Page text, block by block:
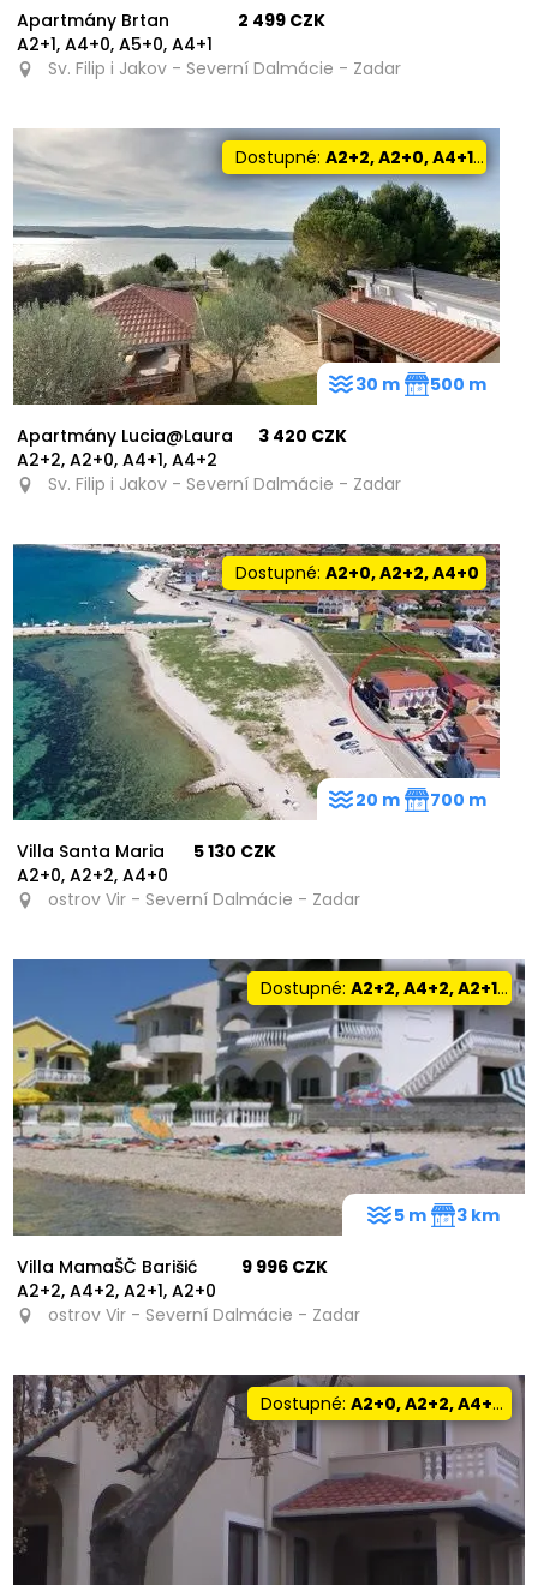
Apartmány Brtan
A2+1, A4+0, A5+0, A4+1
2 499 CZK
Sv. Filip i Jakov - Severní Dalmácie - Zadar
Dostupné: A2+2, A2+0, A4+1, A4+2
Apartmány Lucia@Laura
A2+2, A2+0, A4+1, A4+2
3 420 CZK
Sv. Filip i Jakov - Severní Dalmácie - Zadar
30 m 500 m
Dostupné: A2+0, A2+2, A4+0
Villa Santa Maria
A2+0, A2+2, A4+0
5 130 CZK
ostrov Vir - Severní Dalmácie - Zadar
20 m 700 m
Dostupné:A2+2, A4+2, A2+1, A2+0
Villa MamaŠČ Barišić
A2+2, A4+2, A2+1, A2+0
9 996 CZK
ostrov Vir - Severní Dalmácie - Zadar
5 m 3 km
Dostupné:A2+0, A2+2, A4+0, A4+1